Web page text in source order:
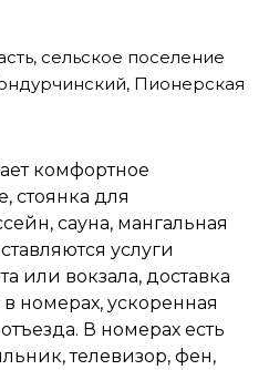
сельское поселение
Пионерская
комфортное
стоянка для
сауна, мангальная
услуги
или вокзала, доставка
номерах, ускоренная
В номерах есть
телевизор, фен,